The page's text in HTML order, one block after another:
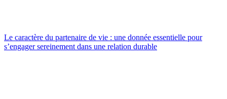
Le caractère du partenaire de vie : une donnée essentielle pour
s’engager sereinement dans une relation durable